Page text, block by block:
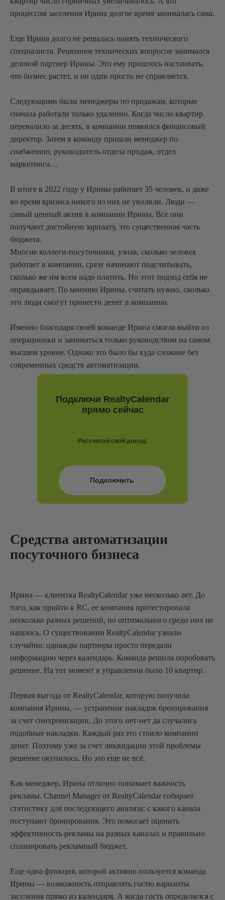
процессом заселения Ирина долгое время занималась сама.
Еще Ирина долго не решалась нанять технического
специалиста. Решением технических вопросов занимался
деловой партнер Ирины. Это ему пришлось настаивать,
что бизнес растет, и он один просто не справляется.
Следующими были менеджеры по продажам, которые
сначала работали только удаленно. Когда число квартир
перевалило за десять, в компании появился финансовый
директор. Затем в команду пришли менеджер по
снабжению, руководитель отдела продаж, отдел
маркетинга…
В итоге в 2022 году у Ирины работает 35 человек, и даже
во время кризиса никого из них не уволили. Люди —
самый ценный актив в компании Ирины. Все они
получают достойную зарплату, это существенная часть
бюджета.
Многие коллеги-посуточники, узнав, сколько человек
работает в компании, сразу начинают подсчитывать,
сколько же им всем надо платить. Но этот подход себя не
оправдывает. По мнению Ирины, считать нужно, сколько
эти люди смогут принести денег в компанию.
Именно благодаря своей команде Ирина смогла выйти из
операционки и заниматься только руководством на самом
высшем уровне. Однако это было бы куда сложнее без
современных средств автоматизации.
Рассчитай свой доход!
Подключить
Подключи RealtyCalendar
прямо сейчас
Средства автоматизации
посуточного бизнеса
Ирина — клиентка RealtyCalendar уже несколько лет. До
того, как прийти к RC, ее компания протестировала
несколько разных решений, но оптимального среди них не
нашлось. О существовании RealtyCalendar узнали
случайно: однажды партнеры просто передали
информацию через календарь. Команда решила опробовать
решение. На тот момент в управлении было 10 квартир.
Первая выгода от RealtyCalendar, которую получила
компания Ирины, — устранение накладок бронирования
за счет синхронизации. До этого нет-нет да случались
подобные накладки. Каждый раз это стоило компании
денег. Поэтому уже за счет ликвидации этой проблемы
решение окупилось. Но это еще не всё.
Как менеджер, Ирина отлично понимает важность
рекламы. Channel Manager от RealtyCalendar собирает
статистику для последующего анализа: с какого канала
поступают бронирования. Это помогает оценить
эффективность рекламы на разных каналах и правильно
спланировать рекламный бюджет.
Еще одна функция, которой активно пользуется команда
Ирины — возможность отправлять гостю варианты
заселения прямо из календаря. А когда гость определился с